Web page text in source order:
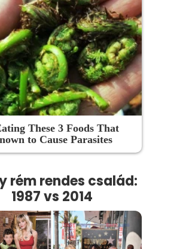
These 3 Foods That
to Cause Parasites
rém rendes család:
1987 vs 2014